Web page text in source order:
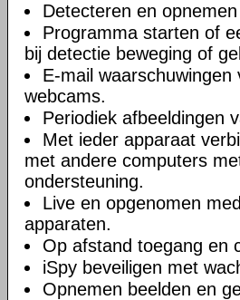
Detecteren en
Programma starten of
bij detectie beweging of
E-mail
webcams.
Periodiek afbeeldingen
Met ieder apparaat
met andere computers
ondersteuning.
Live en opgenomen
apparaten.
Op afstand toegang en
iSpy beveiligen met
Opnemen beelden en